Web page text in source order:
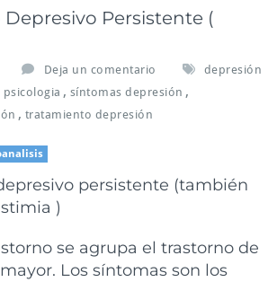
Persistente (
Deja un comentario depresión
psicologia , síntomas depresión ,
, tratamiento depresión
persistente (también
)
se agrupa el trastorno de
Los síntomas son los